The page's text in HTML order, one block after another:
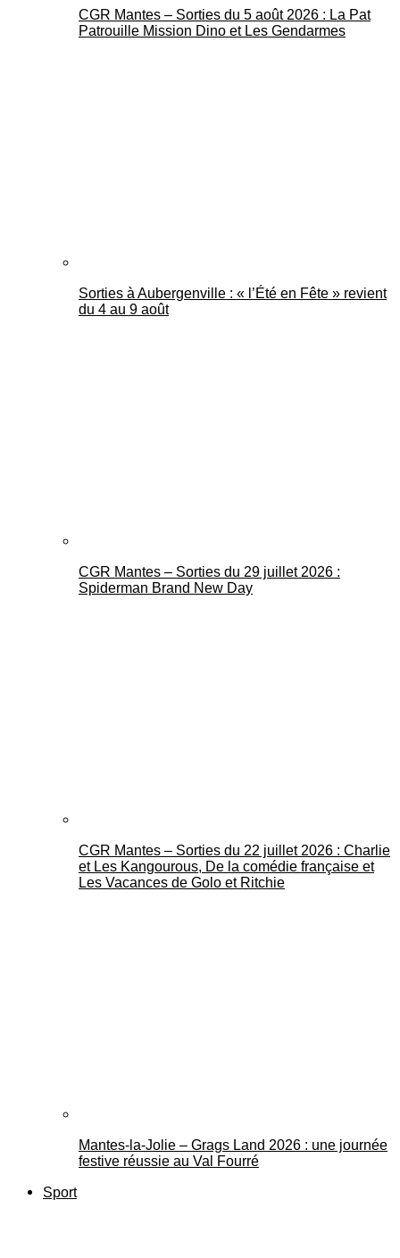
CGR Mantes – Sorties du 5 août 2026 : La Pat
Patrouille Mission Dino et Les Gendarmes
Sorties à Aubergenville : « l’Été en Fête » revient
du 4 au 9 août
CGR Mantes – Sorties du 29 juillet 2026 :
Spiderman Brand New Day
CGR Mantes – Sorties du 22 juillet 2026 : Charlie
et Les Kangourous, De la comédie française et
Les Vacances de Golo et Ritchie
Mantes-la-Jolie – Grags Land 2026 : une journée
festive réussie au Val Fourré
Sport